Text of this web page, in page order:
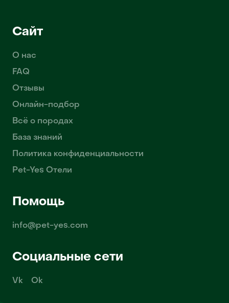
Сайт
О нас
FAQ
Отзывы
Онлайн-подбор
Всё о породах
База знаний
Политика конфиденциальности
Pet-Yes Отели
Помощь
info@pet-yes.com
Социальные сети
Vk Ok